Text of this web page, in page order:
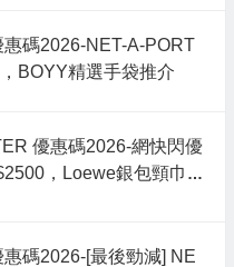
惠碼2026-NET-A-PORT
BOYY精選手袋推介
優惠碼2026-網快閃優
，Loewe銀包頸巾
惠碼2026-[最後勁減] NE